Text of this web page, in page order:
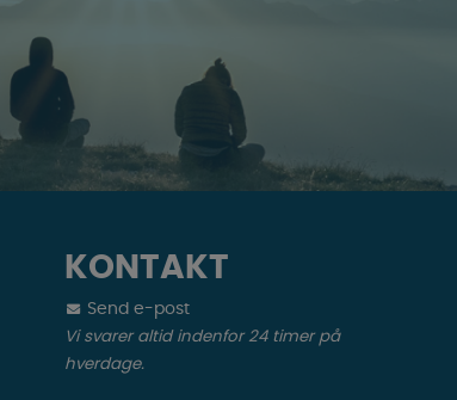
KONTAKT
Send e-post
Vi svarer altid indenfor 24 timer på
hverdage.